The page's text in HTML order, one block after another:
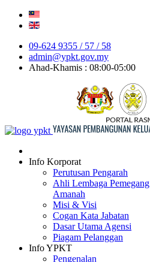
09-624 9355 / 57 / 58
admin@ypkt.gov.my
Ahad-Khamis : 08:00-05:00
Info Korporat
Perutusan Pengarah
Ahli Lembaga Pemegang
Amanah
Misi & Visi
Cogan Kata Jabatan
Dasar Utama Agensi
Piagam Pelanggan
Info YPKT
Pengenalan